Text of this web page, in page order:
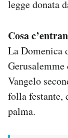
legge donata
Cosa
La Domenica
Vangelo
folla festante,
palma.